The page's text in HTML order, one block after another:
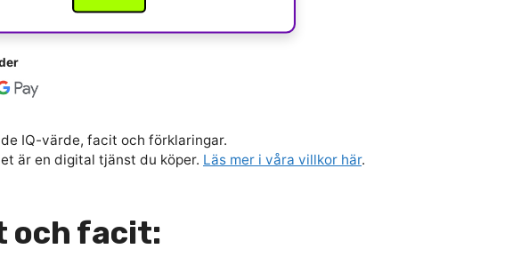
IQ-värde, facit och förklaringar.
är en digital tjänst du köper. Läs mer i våra villkor här.
och facit: